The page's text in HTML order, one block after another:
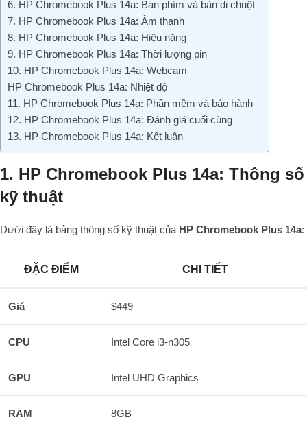
6. HP Chromebook Plus 14a: Bàn phím và bàn di chuột
7. HP Chromebook Plus 14a: Âm thanh
8. HP Chromebook Plus 14a: Hiệu năng
9. HP Chromebook Plus 14a: Thời lượng pin
10. HP Chromebook Plus 14a: Webcam
HP Chromebook Plus 14a: Nhiệt độ
11. HP Chromebook Plus 14a: Phần mềm và bảo hành
12. HP Chromebook Plus 14a: Đánh giá cuối cùng
13. HP Chromebook Plus 14a: Kết luận
1. HP Chromebook Plus 14a: Thông số
kỹ thuật
Dưới đây là bảng thông số kỹ thuật của HP Chromebook Plus 14a:
ĐẶC ĐIỂM CHI TIẾT
Giá $449
CPU Intel Core i3-n305
GPU Intel UHD Graphics
RAM 8GB